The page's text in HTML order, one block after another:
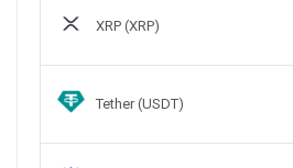
XRP (XRP)
Tether (USDT)